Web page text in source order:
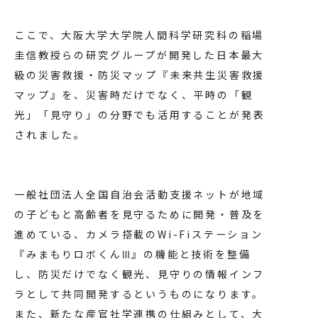
ここで、大阪大学大学院人間科学研究科の稲場
圭信教授らの研究グループが開発した日本最大
級の災害救援・防災マップ『未来共生災害救援
マップ』を、災害時だけでなく、平時の「観
光」「見守り」の分野でも活用することが発表
されました。
一般社団法人全国自治会活動支援ネットが地域
の子どもと高齢者を見守るために開発・普及を
進めている、カメラ搭載のWi-Fiステーション
『みまもりロボくんⅢ』の機能と技術を整備
し、防災だけでなく観光、見守りの情報インフ
ラとして共同開発するというものになります。
また、新たな産官社学連携の仕組みとして、大